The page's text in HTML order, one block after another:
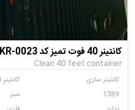
کانتینر 40 فوت تمیز کد STKA-KR-0023
Clean 40 feet container
کانتینر سازی
کانتینر 40 فوت
1389
سبز